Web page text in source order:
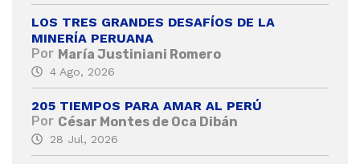
LOS TRES GRANDES DESAFÍOS DE LA
MINERÍA PERUANA
Por María Justiniani Romero
4 Ago, 2026
205 TIEMPOS PARA AMAR AL PERÚ
Por César Montes de Oca Dibán
28 Jul, 2026